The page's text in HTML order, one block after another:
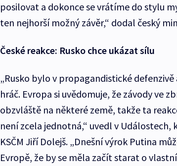
posilovat a dokonce se vrátíme do stylu
ten nejhorší možný závěr,“ dodal český
České reakce: Rusko chce ukázat sílu
„Rusko bylo v propagandistické
hráč. Evropa si uvědomuje, že závody ve
obzvláště na některé země, takže ta
není zcela jednotná,“ uvedl v
KSČM Jiří Dolejš. „Dnešní výrok Putina
Evropě, že by se měla začít starat o